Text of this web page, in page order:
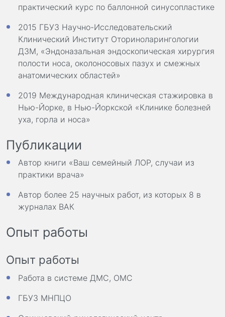
практический курс по баллонной синусопластике
2015 ГБУЗ Научно-Исследовательский
Клинический Институт Оториноларингологии
ДЗМ, «Эндоназальная эндоскопическая хирургия
полости носа, околоносовых пазух и смежных
анатомических областей»
2019 Международная клиническая стажировка в
Нью-Йорке, в Нью-Йоркской «Клинике болезней
уха, горла и носа»
Публикации
Автор книги «Ваш семейный ЛОР, случаи из
практики врача»
Автор более 25 научных работ, из которых 8 в
журналах ВАК
Опыт работы
Опыт работы
Работа в системе ДМС, ОМС
ГБУЗ МНПЦО